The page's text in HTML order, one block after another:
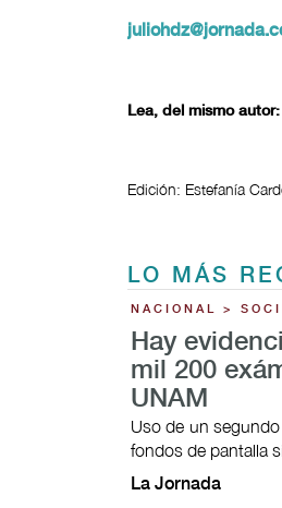
Lea, del mismo autor:
Edición: Estefanía
LO MÁS
NACIONAL >
Hay
mil 200
UNAM
Uso de un
fondos de pantalla
La Jornada